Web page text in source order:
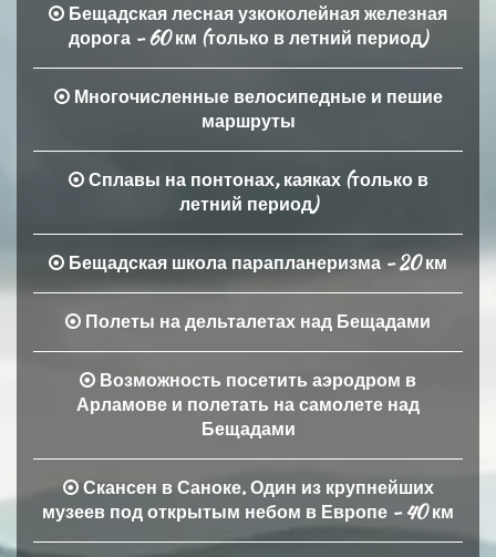
Бещадская лесная узкоколейная железная
дорога - 60 км (только в летний период)
Многочисленные велосипедные и пешие
маршруты
Сплавы на понтонах, каяках (только в
летний период)
Бещадская школа парапланеризма - 20 км
Полеты на дельталетах над Бещадами
Возможность посетить аэродром в
Арламове и полетать на самолете над
Бещадами
Скансен в Саноке. Один из крупнейших
музеев под открытым небом в Европе - 40 км